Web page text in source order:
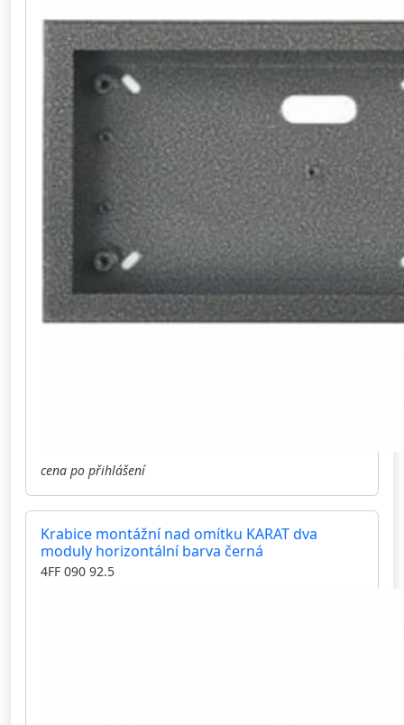
cena po přihlášení
Krabice montážní nad omítku KARAT dva
moduly horizontální barva černá
4FF 090 92.5